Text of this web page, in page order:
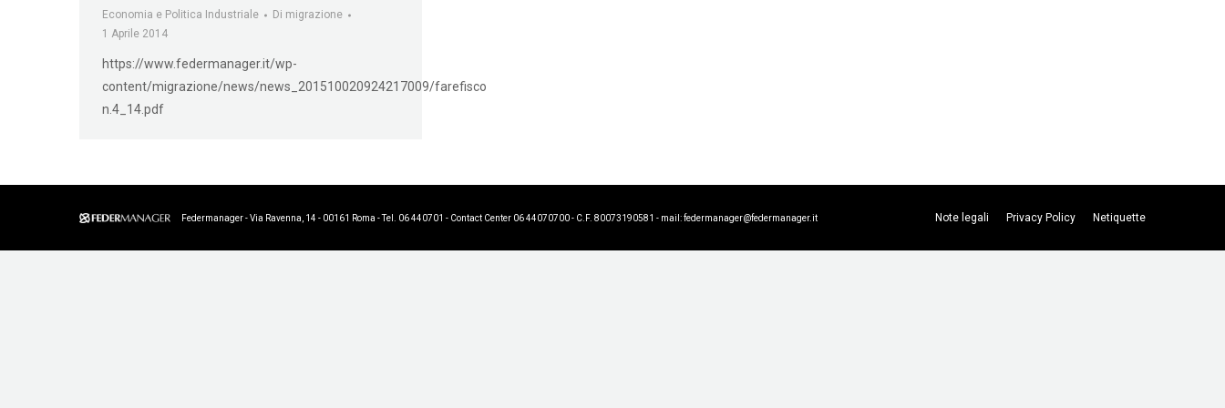
Economia e Politica Industriale Di migrazione
1 Aprile 2014
https://www.federmanager.it/wp-
content/migrazione/news/news_201510020924217009/farefisco
n.4_14.pdf
Federmanager - Via Ravenna, 14 - 00161 Roma - Tel. 06 440701 - Contact Center 06 44070700 - C.F. 80073190581 - mail:federmanager@federmanager.it Note legali Privacy Policy Netiquette